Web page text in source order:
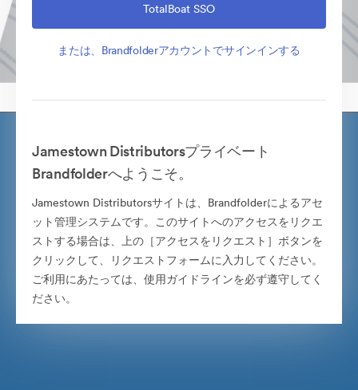
TotalBoat SSO
または、Brandfolderアカウントでサインインする
Jamestown Distributorsプライベート
Brandfolderへようこそ。
Jamestown Distributorsサイトは、Brandfolderによるアセ
ット管理システムです。このサイトへのアクセスをリクエ
ストする場合は、上の［アクセスをリクエスト］ボタンを
クリックして、リクエストフォームに入力してください。
ご利用にあたっては、使用ガイドラインを必ず遵守してく
ださい。